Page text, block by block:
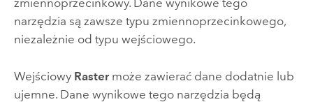
zmiennoprzecinkowy. Dane wynikowe tego
narzędzia są zawsze typu zmiennoprzecinkowego,
niezależnie od typu wejściowego.
Wejściowy Rastermoże zawierać dane dodatnie lub
ujemne. Dane wynikowe tego narzędzia będą